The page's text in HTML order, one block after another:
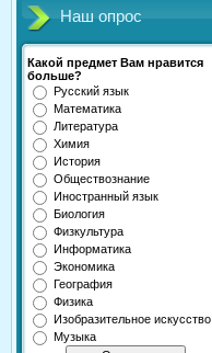
Наш опрос
Какой предмет Вам нравится
больше?
Русский язык
Математика
Литература
Химия
История
Обществознание
Иностранный язык
Биология
Физкультура
Информатика
Экономика
География
Физика
Изобразительное искусство
Музыка